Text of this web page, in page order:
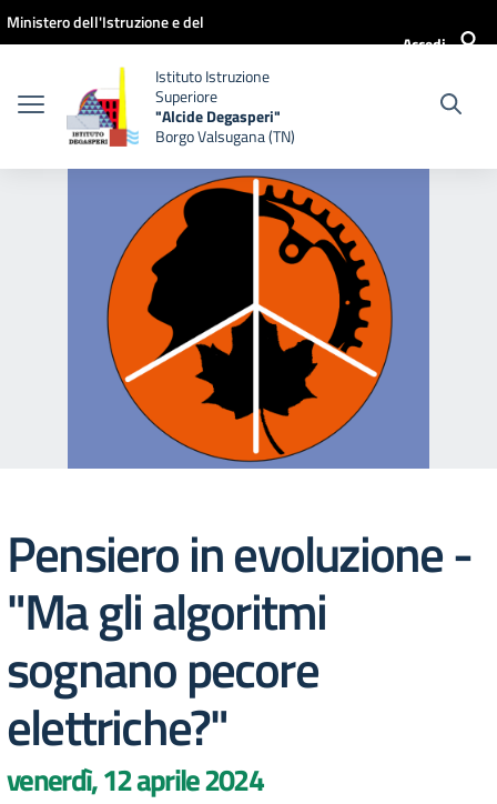
Vai ai contenuti
Vai al menu di navigazione
Vai al footer
Ministero dell'Istruzione e del
Accedi
Istituto Istruzione
Superiore
"Alcide Degasperi"
Borgo Valsugana (TN)
Pensiero in evoluzione -
"Ma gli algoritmi
sognano pecore
elettriche?"
venerdì, 12 aprile 2024